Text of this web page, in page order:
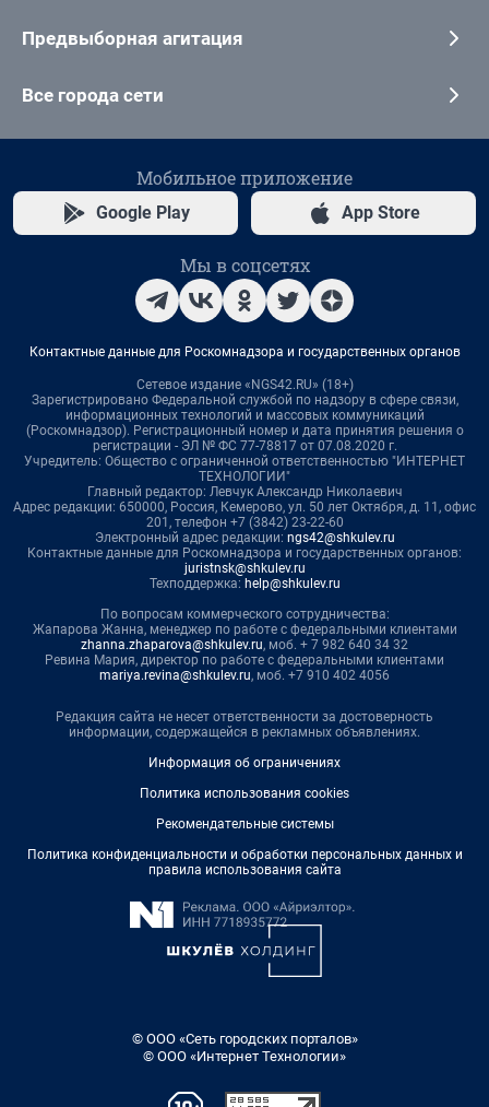
Предвыборная агитация
Все города сети
Мобильное приложение
Google Play App Store
Мы в соцсетях
Контактные данные для Роскомнадзора и государственных органов
Сетевое издание «NGS42.RU» (18+)
Зарегистрировано Федеральной службой по надзору в сфере связи,
информационных технологий и массовых коммуникаций
(Роскомнадзор). Регистрационный номер и дата принятия решения о
регистрации - ЭЛ № ФС 77-78817 от 07.08.2020 г.
Учредитель: Общество с ограниченной ответственностью "ИНТЕРНЕТ
ТЕХНОЛОГИИ"
Главный редактор: Левчук Александр Николаевич
Адрес редакции: 650000, Россия, Кемерово, ул. 50 лет Октября, д. 11, офис
201, телефон +7 (3842) 23-22-60
Электронный адрес редакции: ngs42@shkulev.ru
Контактные данные для Роскомнадзора и государственных органов:
juristnsk@shkulev.ru
Техподдержка: help@shkulev.ru
По вопросам коммерческого сотрудничества:
Жапарова Жанна, менеджер по работе с федеральными клиентами
zhanna.zhaparova@shkulev.ru, моб. + 7 982 640 34 32
Ревина Мария, директор по работе с федеральными клиентами
mariya.revina@shkulev.ru, моб. +7 910 402 4056
Редакция сайта не несет ответственности за достоверность
информации, содержащейся в рекламных объявлениях.
Информация об ограничениях
Политика использования cookies
Рекомендательные системы
Политика конфиденциальности и обработки персональных данных и
правила использования сайта
© ООО «Сеть городских порталов»
© ООО «Интернет Технологии»